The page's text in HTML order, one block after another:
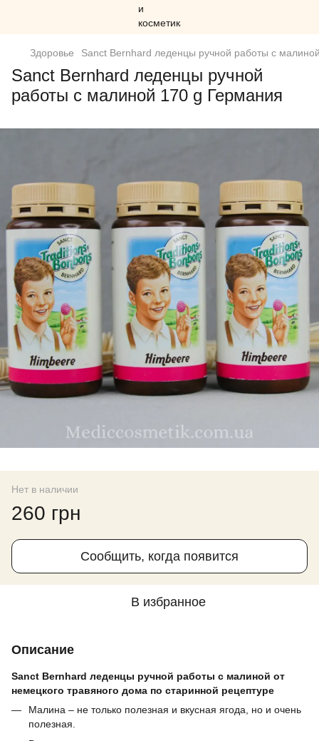
Здоровье Sanct Bernhard леденцы ручной работы с
Sanct Bernhard леденцы ручной
работы с малиной 170 g Германия
Нет в наличии
260 грн
Сообщить, когда появится
В избранное
Описание
Sanct Bernhard леденцы ручной работы с малиной от
немецкого травяного дома по старинной рецептуре
Малина – не только полезная и вкусная ягода, но и очень
полезная.